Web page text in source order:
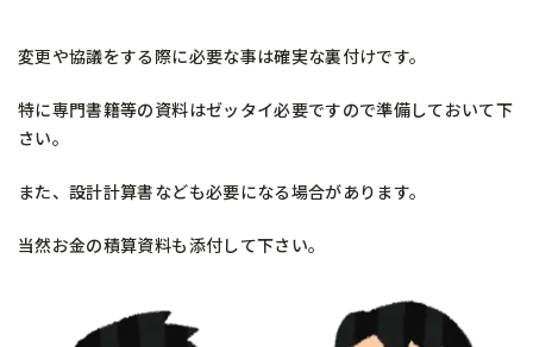
変更や協議をする際に必要な事は確実な裏付けです。
特に専門書籍等の資料はゼッタイ必要ですので準備しておいて下
さい。
また、設計計算書なども必要になる場合があります。
当然お金の積算資料も添付して下さい。